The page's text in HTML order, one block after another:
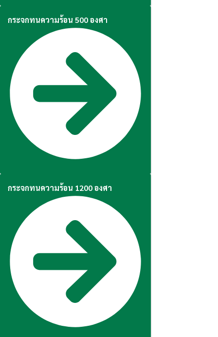
กระจกทนความร้อน 500 องศา
กระจกทนความร้อน 1200 องศา